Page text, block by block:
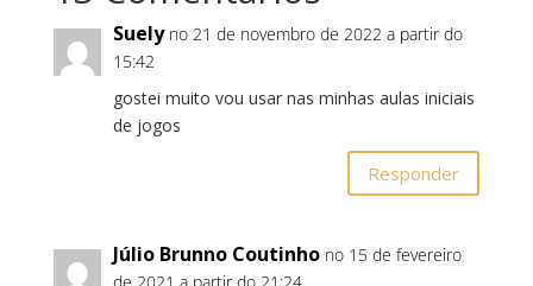
Suely no 21 de novembro de 2022 a partir do
15:42
gostei muito vou usar nas minhas aulas iniciais
de jogos
Responder
Júlio Brunno Coutinho no 15 de fevereiro